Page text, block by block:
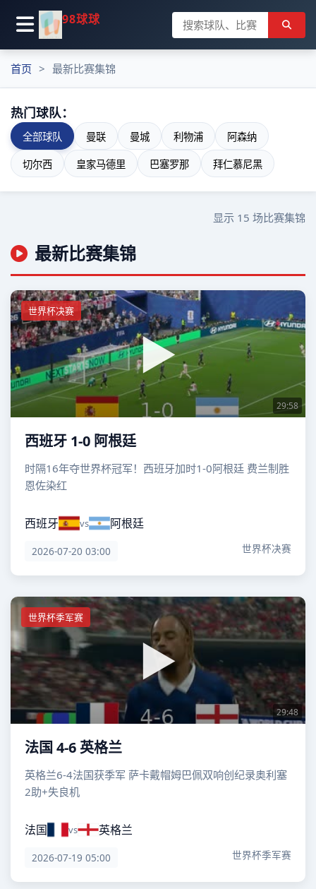
98球球
首页 最新比赛集锦
热门球队：
全部球队 曼联 曼城 利物浦 阿森纳
切尔西 皇家马德里 巴塞罗那 拜仁慕尼黑
显示 15 场比赛集锦
最新比赛集锦
世界杯决赛
29:58
西班牙 1-0 阿根廷
时隔16年夺世界杯冠军！西班牙加时1-0阿根廷 费兰制胜
恩佐染红
西班牙 vs 阿根廷
2026-07-20 03:00 世界杯决赛
世界杯季军赛
29:48
法国 4-6 英格兰
英格兰6-4法国获季军 萨卡戴帽姆巴佩双响创纪录奥利塞
2助+失良机
法国 vs 英格兰
2026-07-19 05:00 世界杯季军赛